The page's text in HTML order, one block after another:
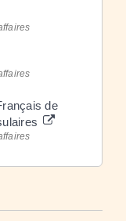
de